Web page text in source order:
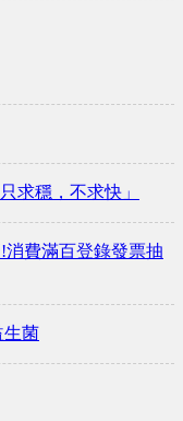
求穩，不求快」
費滿百登錄發票抽
生菌